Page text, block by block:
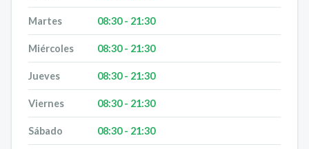
Martes 08:30 - 21:30
Miércoles 08:30 - 21:30
Jueves 08:30 - 21:30
Viernes 08:30 - 21:30
Sábado 08:30 - 21:30